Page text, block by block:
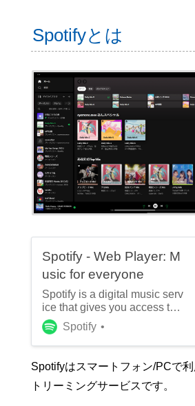
Spotifyとは
Spotify - Web Player: M
usic for everyone
Spotify is a digital music serv
ice that gives you access to
millions of songs.
Spotify
Spotifyはスマートフォン/PCで
トリーミングサービスです。